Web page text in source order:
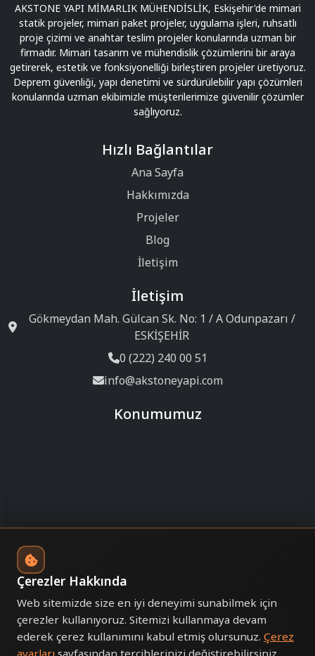
AKSTONE YAPI MİMARLIK MÜHENDİSLİK, Eskişehir'de mimari
statik projeler, mimari paket projeler, uygulama işleri, ruhsatlı
proje çizimi ve anahtar teslim projeler konularında uzman bir
firmadır. Mimari tasarım ve mühendislik çözümlerini bir araya
getirerek, estetik ve fonksiyonelliği birleştiren projeler üretiyoruz.
Deprem güvenliği, yapı denetimi ve sürdürülebilir yapı çözümleri
konularında uzman ekibimizle müşterilerimize güvenilir çözümler
sağlıyoruz.
Hızlı Bağlantılar
Ana Sayfa
Hakkımızda
Projeler
Blog
İletişim
İletişim
Gökmeydan Mah. Gülcan Sk. No: 1 / A Odunpazarı /
ESKİŞEHİR
0 (222) 240 00 51
info@akstoneyapi.com
Konumumuz
© 2025 AKSTONE YAPI MİMARLIK MÜHENDİSLİK.
Tüm hakları saklıdır.
Çerezler Hakkında
Web sitemizde size en iyi deneyimi sunabilmek için
çerezler kullanıyoruz. Sitemizi kullanmaya devam
ederek çerez kullanımını kabul etmiş olursunuz. Çerez